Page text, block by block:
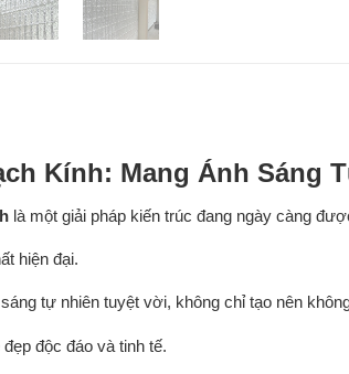
Kính: Mang Ánh Sáng
là một giải pháp kiến trúc đang ngày càng
hiện đại.
tự nhiên tuyệt vời, không chỉ tạo nên
độc đáo và tinh tế.